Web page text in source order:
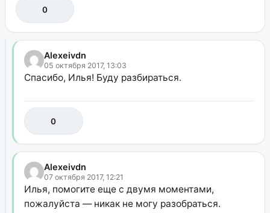
0
Alexeivdn
05 октября 2017, 13:03
Спасибо, Илья! Буду разбираться.
0
Alexeivdn
07 октября 2017, 12:21
Илья, помогите еще с двумя моментами,
пожалуйста — никак не могу разобраться.